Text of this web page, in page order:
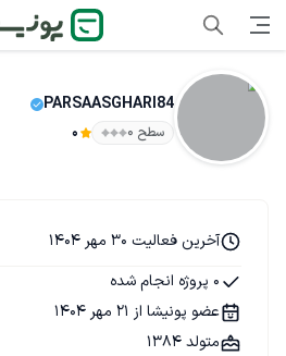
PARSAASGHARI84
سطح ۰ 0
آخرین فعالیت 30 مهر 1404
0 پروژه انجام شده
عضو پونیشا از 21 مهر 1404
متولد 1384